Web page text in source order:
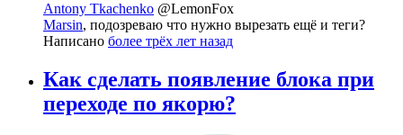
Antony Tkachenko @LemonFox
Marsin, подозреваю что нужно вырезать ещё и теги?
Написано более трёх лет назад
Как сделать появление блока при
переходе по якорю?